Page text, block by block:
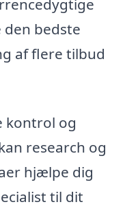
bedste
af flere tilbud
kontrol og
research og
hjælpe dig
til dit